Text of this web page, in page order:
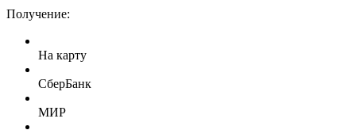
Получение:
На карту
СберБанк
МИР